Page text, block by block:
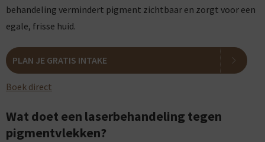
behandeling vermindert pigment zichtbaar en zorgt voor een
egale, frisse huid.
PLAN JE GRATIS INTAKE
Boek direct
Wat doet een laserbehandeling tegen
pigmentvlekken?